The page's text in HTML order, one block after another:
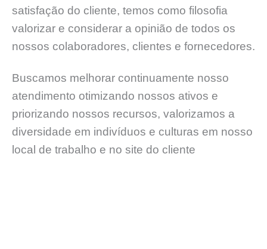
satisfação do cliente, temos como filosofia
valorizar e considerar a opinião de todos os
nossos colaboradores, clientes e fornecedores.
Buscamos melhorar continuamente nosso
atendimento otimizando nossos ativos e
priorizando nossos recursos, valorizamos a
diversidade em indivíduos e culturas em nosso
local de trabalho e no site do cliente